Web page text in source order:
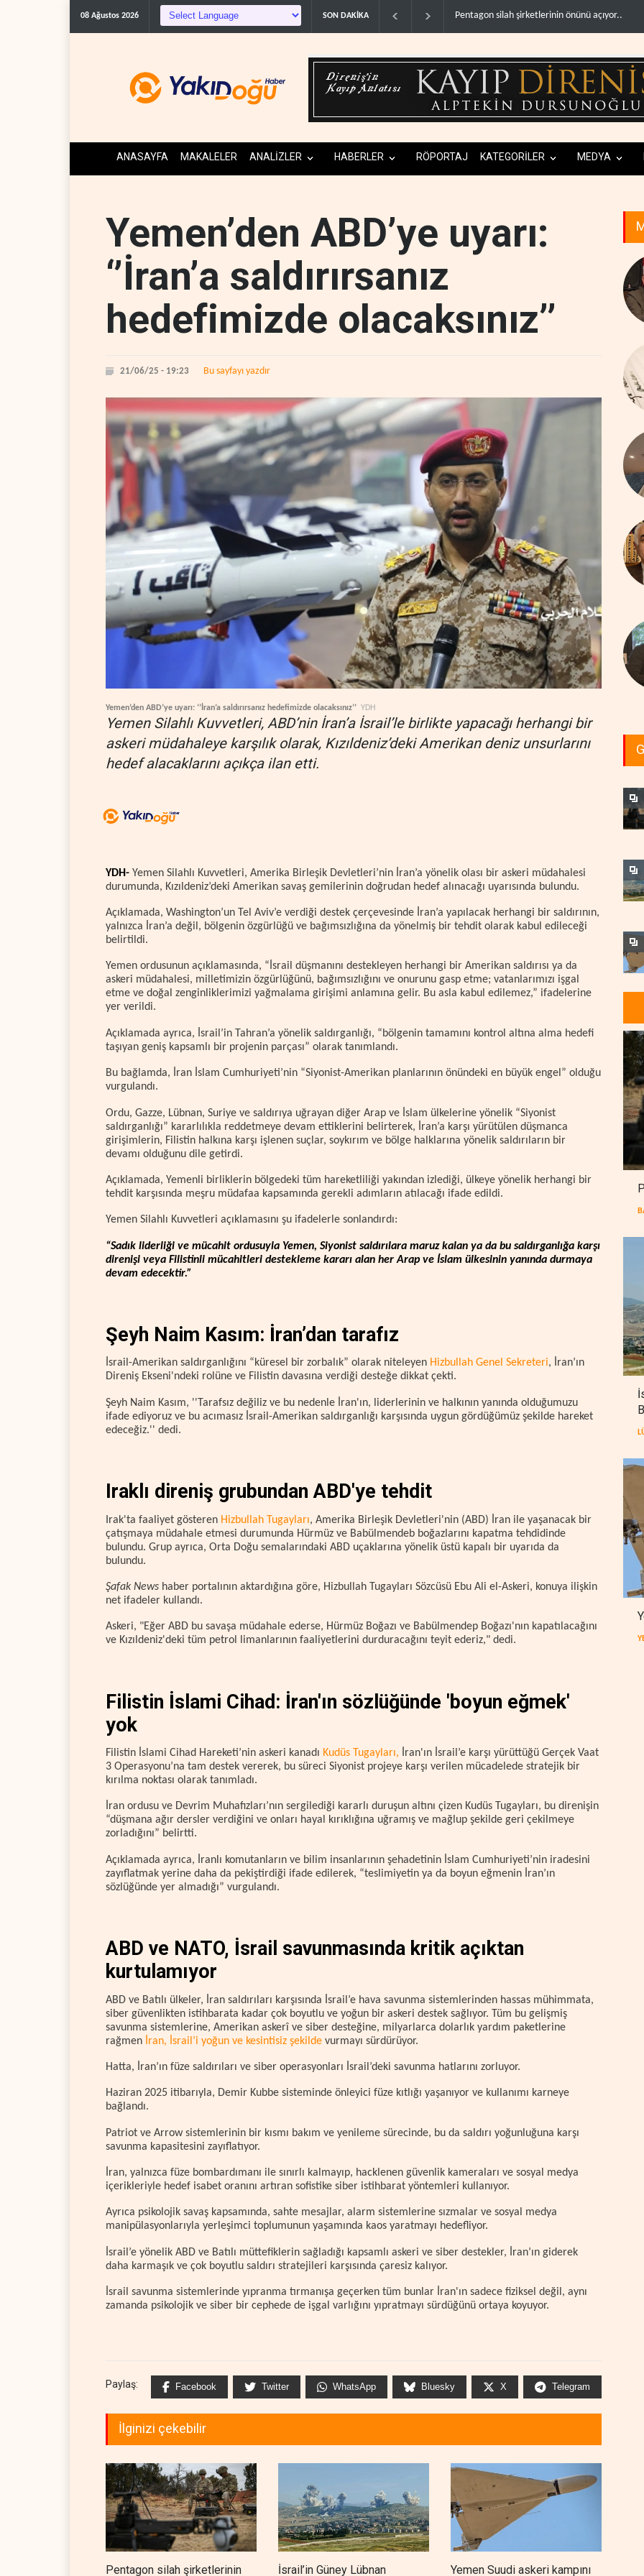
08 Ağustos 2026 SON DAKİKA İsrail’in Güney Lübnan saldırıları sürüyor,
ANASAYFA MAKALELER ANALİZLER HABERLER RÖPORTAJ KATEGORİLER MEDYA
Yemen’den ABD’ye uyarı:
‘’İran’a saldırırsanız
hedefimizde olacaksınız’’
21/06/25 - 19:23 Bu sayfayı yazdır
Yemen’den ABD’ye uyarı: ‘’İran’a saldırırsanız hedefimizde olacaksınız’’ YDH
Yemen Silahlı Kuvvetleri, ABD’nin İran’a İsrail’le birlikte yapacağı herhangi bir
askeri müdahaleye karşılık olarak, Kızıldeniz’deki Amerikan deniz unsurlarını
hedef alacaklarını açıkça ilan etti.
YDH- Yemen Silahlı Kuvvetleri, Amerika Birleşik Devletleri’nin İran’a yönelik olası bir askeri müdahalesi
durumunda, Kızıldeniz’deki Amerikan savaş gemilerinin doğrudan hedef alınacağı uyarısında bulundu.
Açıklamada, Washington’un Tel Aviv’e verdiği destek çerçevesinde İran’a yapılacak herhangi bir saldırının,
yalnızca İran’a değil, bölgenin özgürlüğü ve bağımsızlığına da yönelmiş bir tehdit olarak kabul edileceği
belirtildi.
Yemen ordusunun açıklamasında, “İsrail düşmanını destekleyen herhangi bir Amerikan saldırısı ya da
askeri müdahalesi, milletimizin özgürlüğünü, bağımsızlığını ve onurunu gasp etme; vatanlarımızı işgal
etme ve doğal zenginliklerimizi yağmalama girişimi anlamına gelir. Bu asla kabul edilemez,” ifadelerine
yer verildi.
Açıklamada ayrıca, İsrail’in Tahran’a yönelik saldırganlığı, “bölgenin tamamını kontrol altına alma hedefi
taşıyan geniş kapsamlı bir projenin parçası” olarak tanımlandı.
Bu bağlamda, İran İslam Cumhuriyeti’nin “Siyonist-Amerikan planlarının önündeki en büyük engel” olduğu
vurgulandı.
Ordu, Gazze, Lübnan, Suriye ve saldırıya uğrayan diğer Arap ve İslam ülkelerine yönelik “Siyonist
saldırganlığı” kararlılıkla reddetmeye devam ettiklerini belirterek, İran’a karşı yürütülen düşmanca
girişimlerin, Filistin halkına karşı işlenen suçlar, soykırım ve bölge halklarına yönelik saldırıların bir
devamı olduğunu dile getirdi.
Açıklamada, Yemenli birliklerin bölgedeki tüm hareketliliği yakından izlediği, ülkeye yönelik herhangi bir
tehdit karşısında meşru müdafaa kapsamında gerekli adımların atılacağı ifade edildi.
Yemen Silahlı Kuvvetleri açıklamasını şu ifadelerle sonlandırdı:
“Sadık liderliği ve mücahit ordusuyla Yemen, Siyonist saldırılara maruz kalan ya da bu saldırganlığa karşı
direnişi veya Filistinli mücahitleri destekleme kararı alan her Arap ve İslam ülkesinin yanında durmaya
devam edecektir.”
Şeyh Naim Kasım: İran’dan tarafız
İsrail-Amerikan saldırganlığını “küresel bir zorbalık” olarak niteleyen Hizbullah Genel Sekreteri, İran’ın
Direniş Ekseni'ndeki rolüne ve Filistin davasına verdiği desteğe dikkat çekti.
Şeyh Naim Kasım, ''Tarafsız değiliz ve bu nedenle İran'ın, liderlerinin ve halkının yanında olduğumuzu
ifade ediyoruz ve bu acımasız İsrail-Amerikan saldırganlığı karşısında uygun gördüğümüz şekilde hareket
edeceğiz.'' dedi.
Iraklı direniş grubundan ABD'ye tehdit
Irak'ta faaliyet gösteren Hizbullah Tugayları, Amerika Birleşik Devletleri'nin (ABD) İran ile yaşanacak bir
çatışmaya müdahale etmesi durumunda Hürmüz ve Babülmendeb boğazlarını kapatma tehdidinde
bulundu. Grup ayrıca, Orta Doğu semalarındaki ABD uçaklarına yönelik üstü kapalı bir uyarıda da
bulundu.
Şafak News haber portalının aktardığına göre, Hizbullah Tugayları Sözcüsü Ebu Ali el-Askeri, konuya ilişkin
net ifadeler kullandı.
Askeri, "Eğer ABD bu savaşa müdahale ederse, Hürmüz Boğazı ve Babülmendep Boğazı'nın kapatılacağını
ve Kızıldeniz'deki tüm petrol limanlarının faaliyetlerini durduracağını teyit ederiz," dedi.
Filistin İslami Cihad: İran'ın sözlüğünde 'boyun eğmek'
yok
Filistin İslami Cihad Hareketi’nin askeri kanadı Kudüs Tugayları, İran'ın İsrail’e karşı yürüttüğü Gerçek Vaat
3 Operasyonu’na tam destek vererek, bu süreci Siyonist projeye karşı verilen mücadelede stratejik bir
kırılma noktası olarak tanımladı.
İran ordusu ve Devrim Muhafızları’nın sergilediği kararlı duruşun altını çizen Kudüs Tugayları, bu direnişin
“düşmana ağır dersler verdiğini ve onları hayal kırıklığına uğramış ve mağlup şekilde geri çekilmeye
zorladığını” belirtti.
Açıklamada ayrıca, İranlı komutanların ve bilim insanlarının şehadetinin İslam Cumhuriyeti’nin iradesini
zayıflatmak yerine daha da pekiştirdiği ifade edilerek, “teslimiyetin ya da boyun eğmenin İran’ın
sözlüğünde yer almadığı” vurgulandı.
ABD ve NATO, İsrail savunmasında kritik açıktan
kurtulamıyor
ABD ve Batılı ülkeler, İran saldırıları karşısında İsrail’e hava savunma sistemlerinden hassas mühimmata,
siber güvenlikten istihbarata kadar çok boyutlu ve yoğun bir askeri destek sağlıyor. Tüm bu gelişmiş
savunma sistemlerine, Amerikan askerî ve siber desteğine, milyarlarca dolarlık yardım paketlerine
rağmen İran, İsrail’i yoğun ve kesintisiz şekilde vurmayı sürdürüyor.
Hatta, İran’ın füze saldırıları ve siber operasyonları İsrail’deki savunma hatlarını zorluyor.
Haziran 2025 itibarıyla, Demir Kubbe sisteminde önleyici füze kıtlığı yaşanıyor ve kullanımı karneye
bağlandı.
Patriot ve Arrow sistemlerinin bir kısmı bakım ve yenileme sürecinde, bu da saldırı yoğunluğuna karşı
savunma kapasitesini zayıflatıyor.
İran, yalnızca füze bombardımanı ile sınırlı kalmayıp, hacklenen güvenlik kameraları ve sosyal medya
içerikleriyle hedef isabet oranını artıran sofistike siber istihbarat yöntemleri kullanıyor.
Ayrıca psikolojik savaş kapsamında, sahte mesajlar, alarm sistemlerine sızmalar ve sosyal medya
manipülasyonlarıyla yerleşimci toplumunun yaşamında kaos yaratmayı hedefliyor.
İsrail’e yönelik ABD ve Batılı müttefiklerin sağladığı kapsamlı askeri ve siber destekler, İran’ın giderek
daha karmaşık ve çok boyutlu saldırı stratejileri karşısında çaresiz kalıyor.
İsrail savunma sistemlerinde yıpranma tırmanışa geçerken tüm bunlar İran'ın sadece fiziksel değil, aynı
zamanda psikolojik ve siber bir cephede de işgal varlığını yıpratmayı sürdüğünü ortaya koyuyor.
Paylaş: Facebook Twitter WhatsApp Bluesky X Telegram
İlginizi çekebilir
Pentagon silah şirketlerinin İsrail’in Güney Lübnan Yemen Suudi askeri kampını